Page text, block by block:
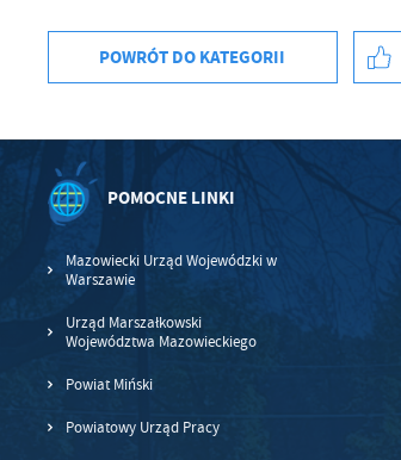
POWRÓT DO KATEGORII
POMOCNE LINKI
Mazowiecki Urząd Wojewódzki w
Warszawie
Urząd Marszałkowski
Województwa Mazowieckiego
Powiat Miński
Powiatowy Urząd Pracy